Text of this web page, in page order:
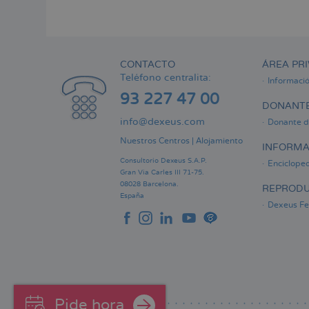
Pide hora
CONTACTO
Teléfono centralita:
93 227 47 00
info@dexeus.com
Nuestros Centros | Alojamiento
Consultorio Dexeus S.A.P.
Gran Via Carles III 71-75.
08028 Barcelona.
España
ÁREA
Donante
Dexeus